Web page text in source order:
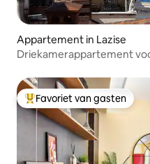
Appartement in Lazise
Driekamerappartement
Topfavoriet van gasten
Favoriet van gasten